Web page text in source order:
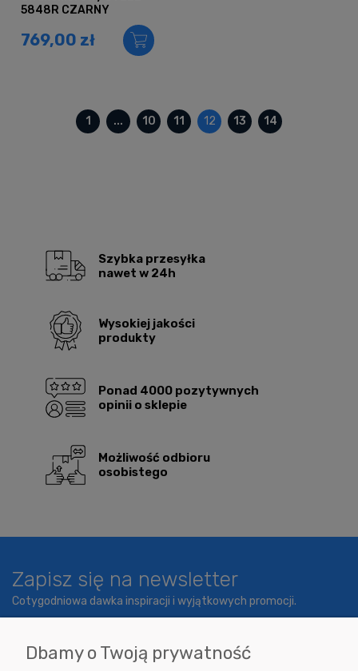
5848R CZARNY
769,00 zł
1 ... 10 11 12 13 14
Szybka przesyłka
nawet w 24h
Wysokiej jakości
produkty
Ponad 4000 pozytywnych
opinii o sklepie
Możliwość odbioru
osobistego
Zapisz się na newsletter
Cotygodniowa dawka inspiracji i wyjątkowych promocji.
Dbamy o Twoją prywatność